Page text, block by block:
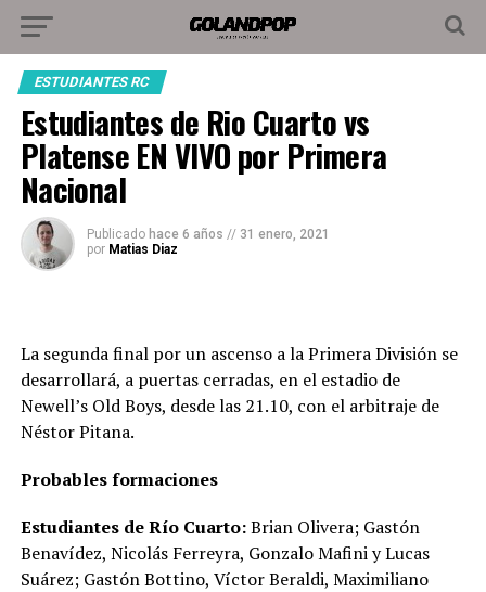
ESTUDIANTES RC
Estudiantes de Rio Cuarto vs
Platense EN VIVO por Primera
Nacional
Publicado hace 6 años // 31 enero, 2021
por Matias Diaz
La segunda final por un ascenso a la Primera División se
desarrollará, a puertas cerradas, en el estadio de
Newell’s Old Boys, desde las 21.10, con el arbitraje de
Néstor Pitana.
Probables formaciones
Estudiantes de Río Cuarto:Brian Olivera; Gastón
Benavídez, Nicolás Ferreyra, Gonzalo Mafini y Lucas
Suárez; Gastón Bottino, Víctor Beraldi, Maximiliano